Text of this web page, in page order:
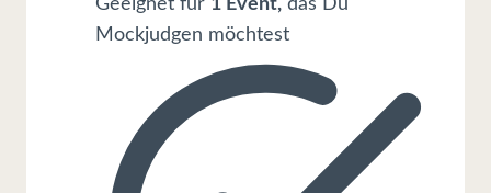
Geeignet für 1 Event, das Du
Mockjudgen möchtest